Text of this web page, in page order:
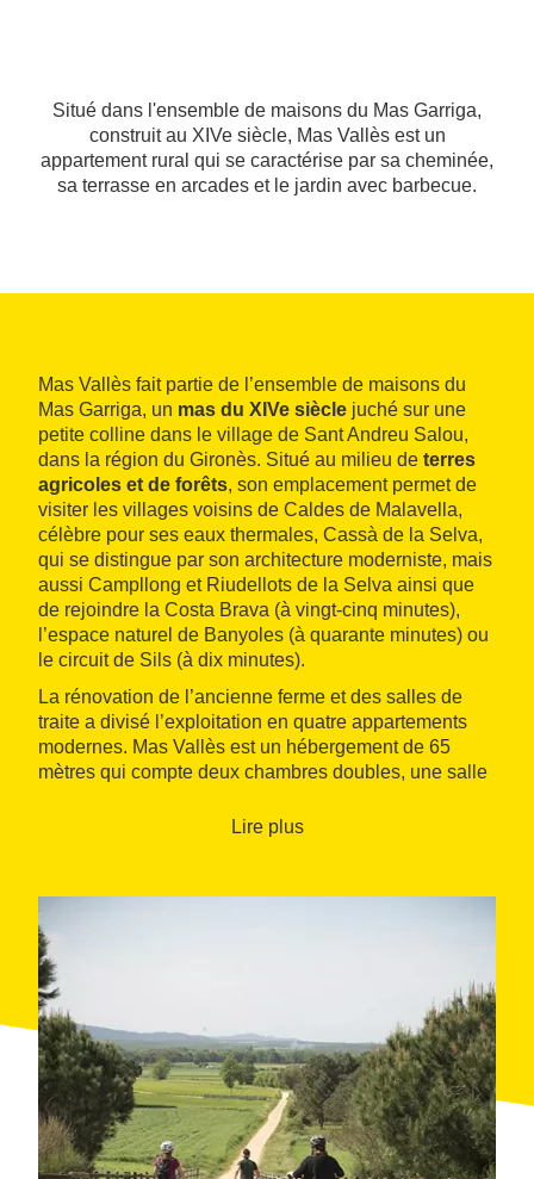
Situé dans l'ensemble de maisons du Mas Garriga,
construit au XIVe siècle, Mas Vallès est un
appartement rural qui se caractérise par sa cheminée,
sa terrasse en arcades et le jardin avec barbecue.
Mas Vallès fait partie de l’ensemble de maisons du
Mas Garriga, un mas du XIVe siècle juché sur une
petite colline dans le village de Sant Andreu Salou,
dans la région du Gironès. Situé au milieu de terres
agricoles et de forêts, son emplacement permet de
visiter les villages voisins de Caldes de Malavella,
célèbre pour ses eaux thermales, Cassà de la Selva,
qui se distingue par son architecture moderniste, mais
aussi Campllong et Riudellots de la Selva ainsi que
de rejoindre la Costa Brava (à vingt-cinq minutes),
l’espace naturel de Banyoles (à quarante minutes) ou
le circuit de Sils (à dix minutes).
La rénovation de l’ancienne ferme et des salles de
traite a divisé l’exploitation en quatre appartements
modernes. Mas Vallès est un hébergement de 65
mètres qui compte deux chambres doubles, une salle
avec cheminée, une terrasse avec porche et un jardin
polyvalente avec une table de ping-pong et l’aire de
jeux pour enfants. Les clients peuvent utiliser les
vélos et les tandems
Lire plus